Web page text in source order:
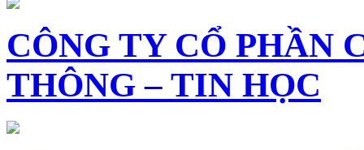
CÔNG TY CỔ PHẦN
THÔNG – TIN HỌC